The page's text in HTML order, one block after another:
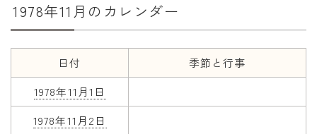
二十七宿
年齢と学年
年齢・干支
学年
1978年11月のカレンダー
日付
季節と行事
1978年11月1日
1978年11月2日